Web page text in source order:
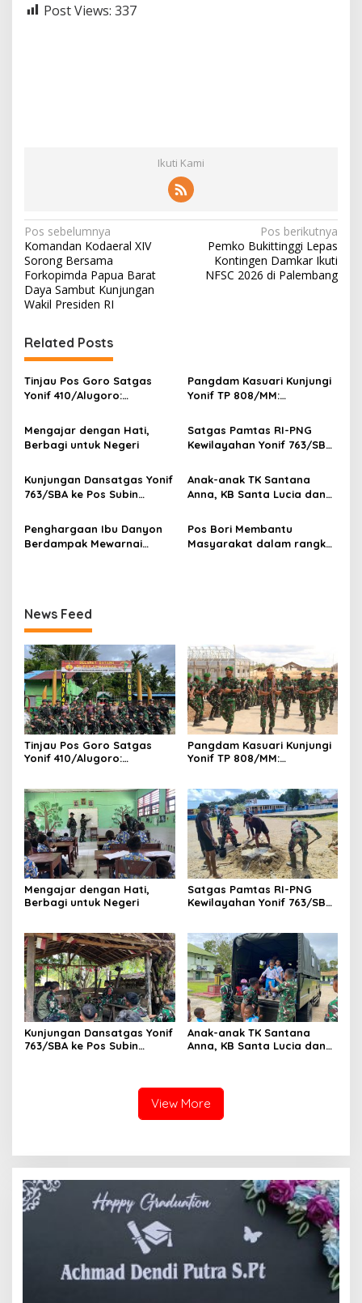
Post Views: 337
Ikuti Kami
N
a
v
i
a
s
i
o
Pos sebelumnya
Komandan Kodaeral XIV
Sorong Bersama
Forkopimda Papua Barat
Daya Sambut Kunjungan
Wakil Presiden RI
Pos berikutnya
Pemko Bukittinggi Lepas
Kontingen Damkar Ikuti
NFSC 2026 di Palembang
Related Posts
Tinjau Pos Goro Satgas
Yonif 410/Alugoro:
Disiplin, dan Kesiapsiagaan
Prajurit
Pangdam Kasuari Kunjungi
Yonif TP 808/MM:
Profesionalisme, Disiplin,
dan Semangat Juang
Prajurit
Mengajar dengan Hati,
Berbagi untuk Negeri
Satgas Pamtas RI-PNG
Kewilayahan Yonif 763/SBA
Pembangunan Taman
Sekolah SD 1 Inpres
Kumurkek
Kunjungan Dansatgas Yonif
763/SBA ke Pos Subin
dalam Renovasi Gereja
Kampung Subin
Anak-anak TK Santana
Anna, KB Santa Lucia dan
Jelajahi Dunia TNI di Yonif
763/SBA
Penghargaan Ibu Danyon
Berdampak Mewarnai
Pos Bori Membantu
Masyarakat dalam rangka
News Feed
Tinjau Pos Goro Satgas
Yonif 410/Alugoro:
Prajurit
Pangdam Kasuari Kunjungi
Yonif TP 808/MM:
dan Semangat Juang
Prajurit
Mengajar dengan Hati,
Berbagi untuk Negeri
Satgas Pamtas RI-PNG
Kewilayahan Yonif 763/SBA
Sekolah SD 1 Inpres
Kumurkek
Kunjungan Dansatgas Yonif
763/SBA ke Pos Subin
Anak-anak TK Santana
Anna, KB Santa Lucia dan
763/SBA
View More